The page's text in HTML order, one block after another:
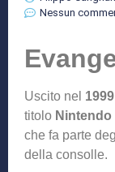
Nessun
Uscito nel 1999
titolo Nintendo
che fa parte
della consolle.